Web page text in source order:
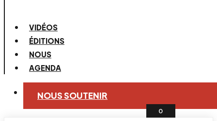
VIDÉOS
ÉDITIONS
NOUS
AGENDA
NOUS SOUTENIR
0